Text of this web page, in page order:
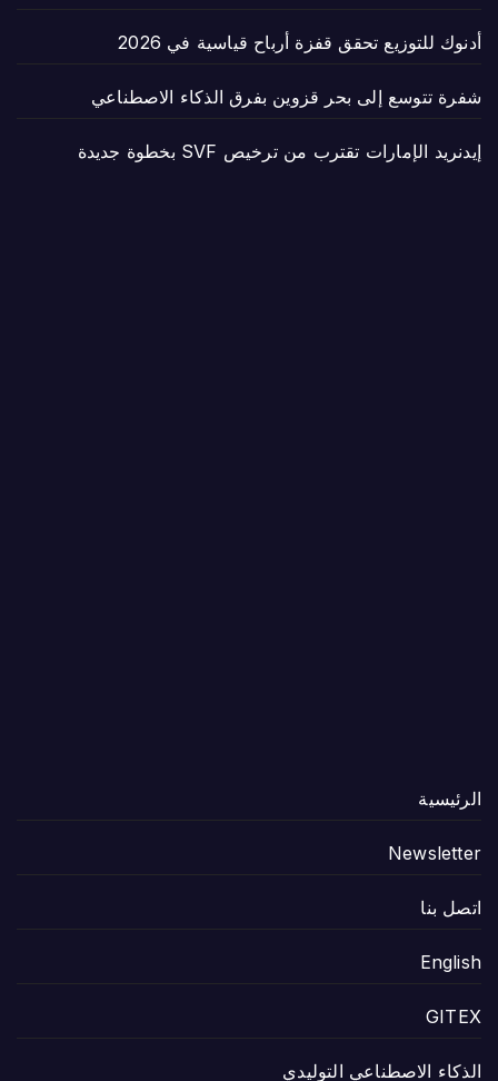
أدنوك للتوزيع تحقق قفزة أرباح قياسية في 2026
شفرة تتوسع إلى بحر قزوين بفرق الذكاء الاصطناعي
إيدنريد الإمارات تقترب من ترخيص SVF بخطوة جديدة
الرئيسية
Newsletter
اتصل بنا
English
GITEX
الذكاء الاصطناعي التوليدي